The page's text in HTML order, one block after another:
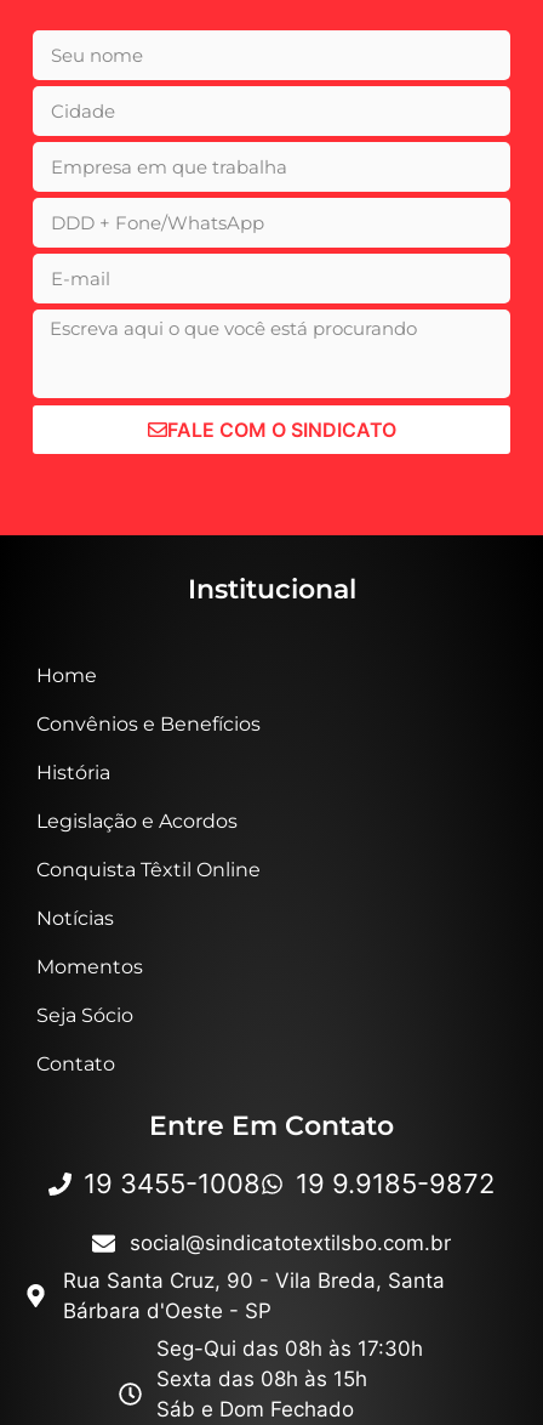
FALE COM O SINDICATO
Institucional
Home
Convênios e Benefícios
História
Legislação e Acordos
Conquista Têxtil Online
Notícias
Momentos
Seja Sócio
Contato
Entre Em Contato
19 3455-1008 19 9.9185-9872
social@sindicatotextilsbo.com.br
Rua Santa Cruz, 90 - Vila Breda, Santa
Bárbara d'Oeste - SP
Seg-Qui das 08h às 17:30h
Sexta das 08h às 15h
Sáb e Dom Fechado